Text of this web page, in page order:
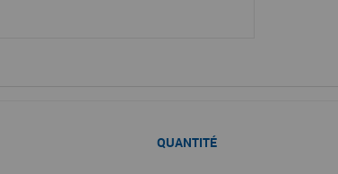
QUANTITÉ